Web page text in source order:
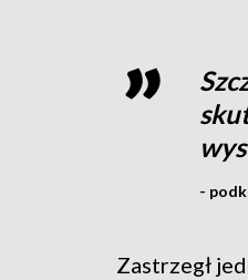
-
Zastrzegł